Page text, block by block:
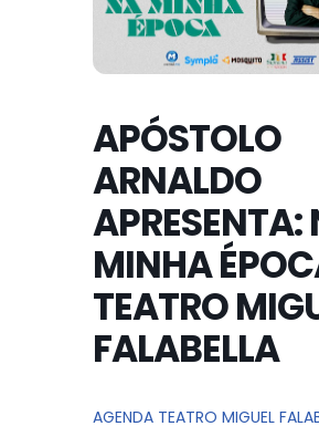
APÓSTOLO
ARNALDO
APRESENTA:
MINHA
TEATRO
FALABELLA
AGENDA TEATRO MIGUEL